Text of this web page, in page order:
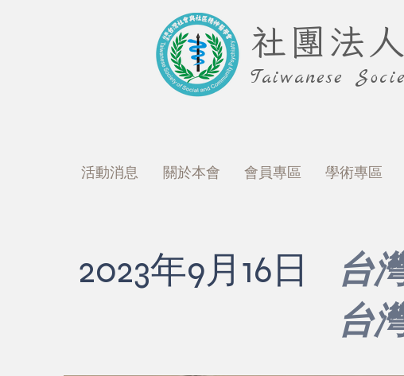
社團法
Taiwanese
活動消息 關於本會 會員專區 學術專區
2023年9月16日
台
台